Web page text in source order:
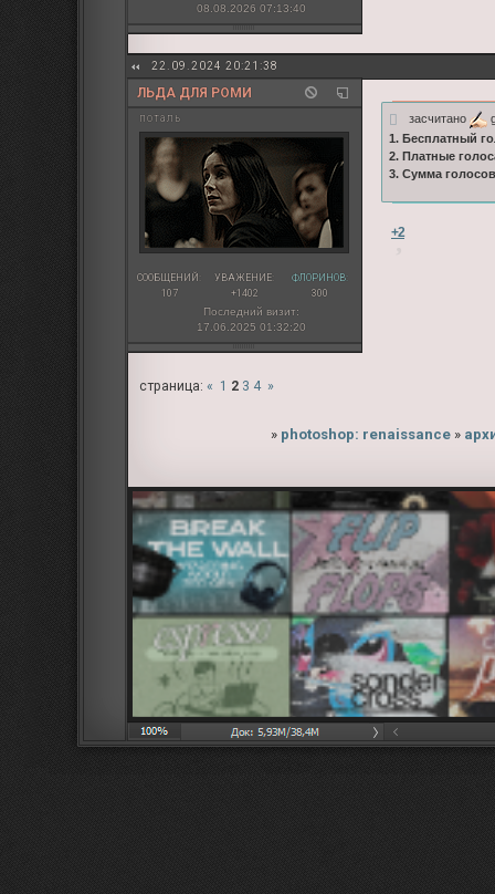
08.08.2026 07:13:40
22.09.2024 20:21:38
ЛЬДА ДЛЯ РОМИ
поталь
СООБЩЕНИЙ:
107
УВАЖЕНИЕ:
+1402
ФЛОРИНОВ:
300
Последний визит:
17.06.2025 01:32:20
засчитано
1. Бесплатный
2. Платные
3. Сумма
+2
страница:« 1 2 3 4 »
» photoshop: renaissance »